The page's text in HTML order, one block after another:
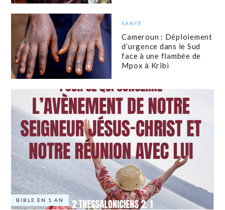
SANTÉ
Cameroun : Déploiement
d’urgence dans le Sud
face à une flambée de
Mpox à Kribi
BIBLE EN 1 AN